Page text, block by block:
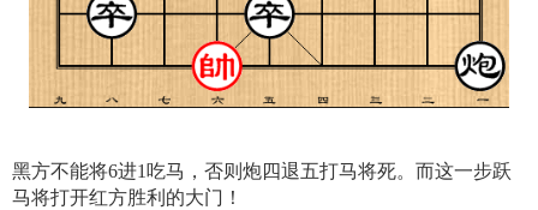
黑方不能将6进1吃马，否则炮四退五打马将死。而这一步跃
马将打开红方胜利的大门！